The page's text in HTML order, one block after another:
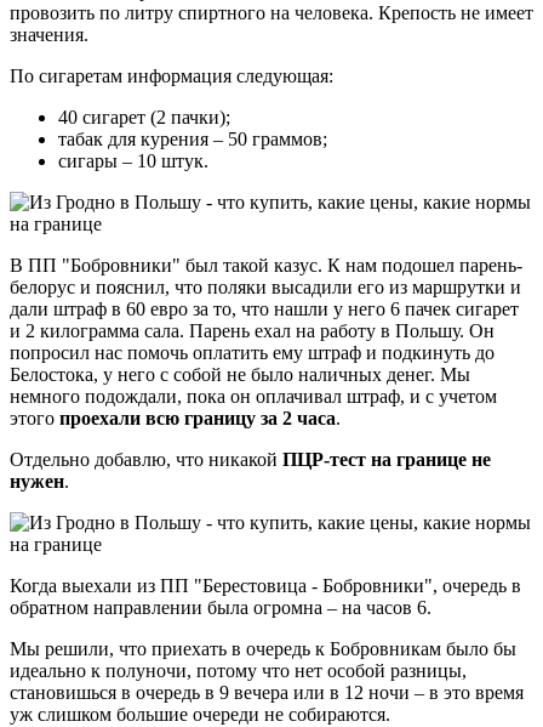
провозить по литру спиртного на человека. Крепость не имеет
значения.
По сигаретам информация следующая:
40 сигарет (2 пачки);
табак для курения – 50 граммов;
сигары – 10 штук.
В ПП "Бобровники" был такой казус. К нам подошел парень-
белорус и пояснил, что поляки высадили его из маршрутки и
дали штраф в 60 евро за то, что нашли у него 6 пачек сигарет
и 2 килограмма сала. Парень ехал на работу в Польшу. Он
попросил нас помочь оплатить ему штраф и подкинуть до
Белостока, у него с собой не было наличных денег. Мы
немного подождали, пока он оплачивал штраф, и с учетом
этого проехали всю границу за 2 часа.
Отдельно добавлю, что никакой ПЦР-тест на границе не
нужен.
Когда выехали из ПП "Берестовица - Бобровники", очередь в
обратном направлении была огромна – на часов 6.
Мы решили, что приехать в очередь к Бобровникам было бы
идеально к полуночи, потому что нет особой разницы,
становишься в очередь в 9 вечера или в 12 ночи – в это время
уж слишком большие очереди не собираются.